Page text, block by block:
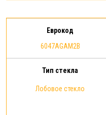
Еврокод
6047AGAM2B
Тип стекла
Лобовое стекло